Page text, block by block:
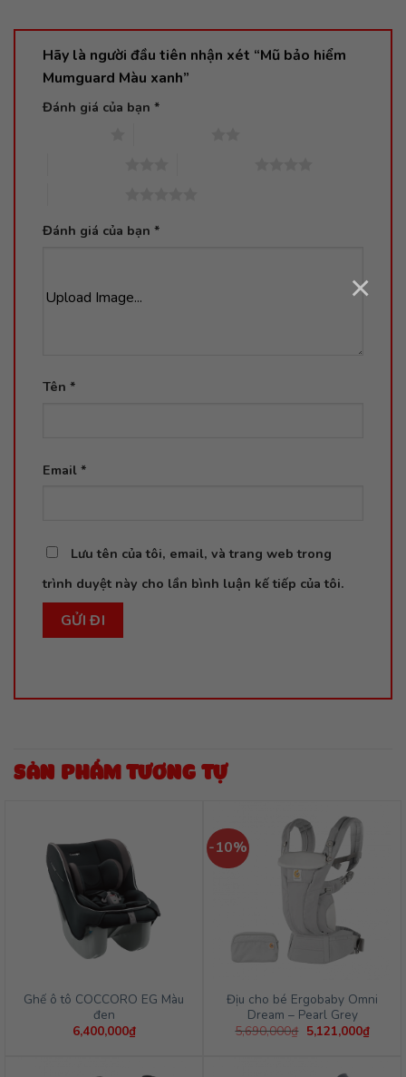
Upload Image... ×
Hãy là người đầu tiên nhận xét “Mũ bảo hiểm
Mumguard Màu xanh”
Đánh giá của bạn *
Đánh giá của bạn *
Tên *
Email *
Lưu tên của tôi, email, và trang web trong
trình duyệt này cho lần bình luận kế tiếp của tôi.
SẢN PHẨM TƯƠNG TỰ
Ghế ô tô COCCORO EG Màu
đen
6,400,000₫
-10%
Địu cho bé Ergobaby Omni
Dream – Pearl Grey
5,690,000₫ Giá
gốc
5,121,000₫Giá
hiện